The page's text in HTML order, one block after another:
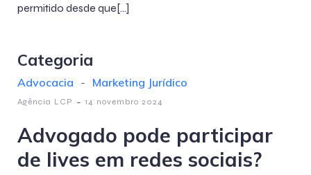
permitido desde que[…]
Categoria
Advocacia - Marketing Jurídico
Agência LCP - 14 novembro 2024
Advogado pode participar
de lives em redes sociais?